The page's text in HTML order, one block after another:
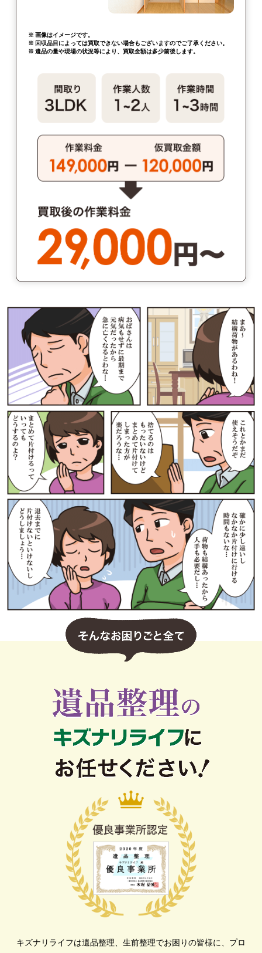
※ 画像はイメージです。
※ 回収品目によっては買取できない場合もございますのでご了承ください。
※ 遺品の量や現場の状況等により、買取金額は多少前後します。
キズナリライフは遺品整理、生前整理でお困りの皆様に、プロ